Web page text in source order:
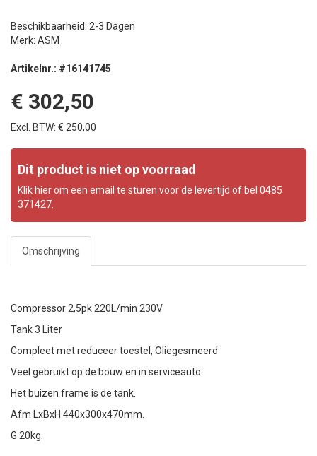
Beschikbaarheid: 2-3 Dagen
Merk: ASM
Artikelnr.: #16141745
€ 302,50
Excl. BTW: € 250,00
Dit product is niet op voorraad
Klik hier om een email te sturen voor de levertijd of bel 0485
371427.
Omschrijving
Compressor 2,5pk 220L/min 230V
Tank 3 Liter
Compleet met reduceer toestel, Oliegesmeerd
Veel gebruikt op de bouw en in serviceauto.
Het buizen frame is de tank.
Afm LxBxH 440x300x470mm.
G 20kg.